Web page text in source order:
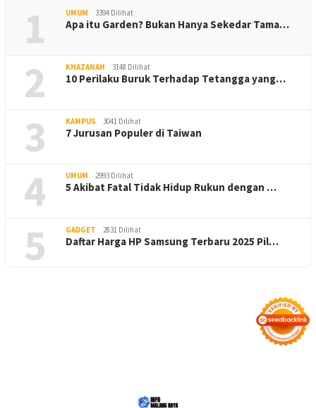
1 UMUM 3394 Dilihat
Apa itu Garden? Bukan Hanya Sekedar Tama…
2 KHAZANAH 3148 Dilihat
10 Perilaku Buruk Terhadap Tetangga yang…
3 KAMPUS 3041 Dilihat
7 Jurusan Populer di Taiwan
4 UMUM 2993 Dilihat
5 Akibat Fatal Tidak Hidup Rukun dengan …
5 GADGET 2831 Dilihat
Daftar Harga HP Samsung Terbaru 2025 Pil…